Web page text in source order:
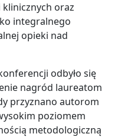
oraz
integralnego
opieki nad
odbyło się
nagród laureatom
przyznano autorom
poziomem
metodologiczną